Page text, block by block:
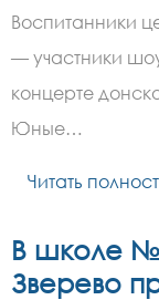
Воспитанники
— участники
концерте
Юные…
Читать
В школе
Зверево